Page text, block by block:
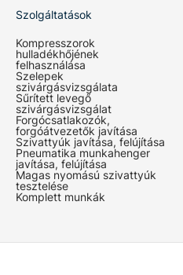
Szolgáltatások
Kompresszorok
hulladékhőjének
felhasználása
Szelepek
szivárgásvizsgálata
Sűrített levegő
szivárgásvizsgálat
Forgócsatlakozók,
forgóátvezetők javítása
Szivattyúk javítása, felújítása
Pneumatika munkahenger
javítása, felújítása
Magas nyomású szivattyúk
tesztelése
Komplett munkák